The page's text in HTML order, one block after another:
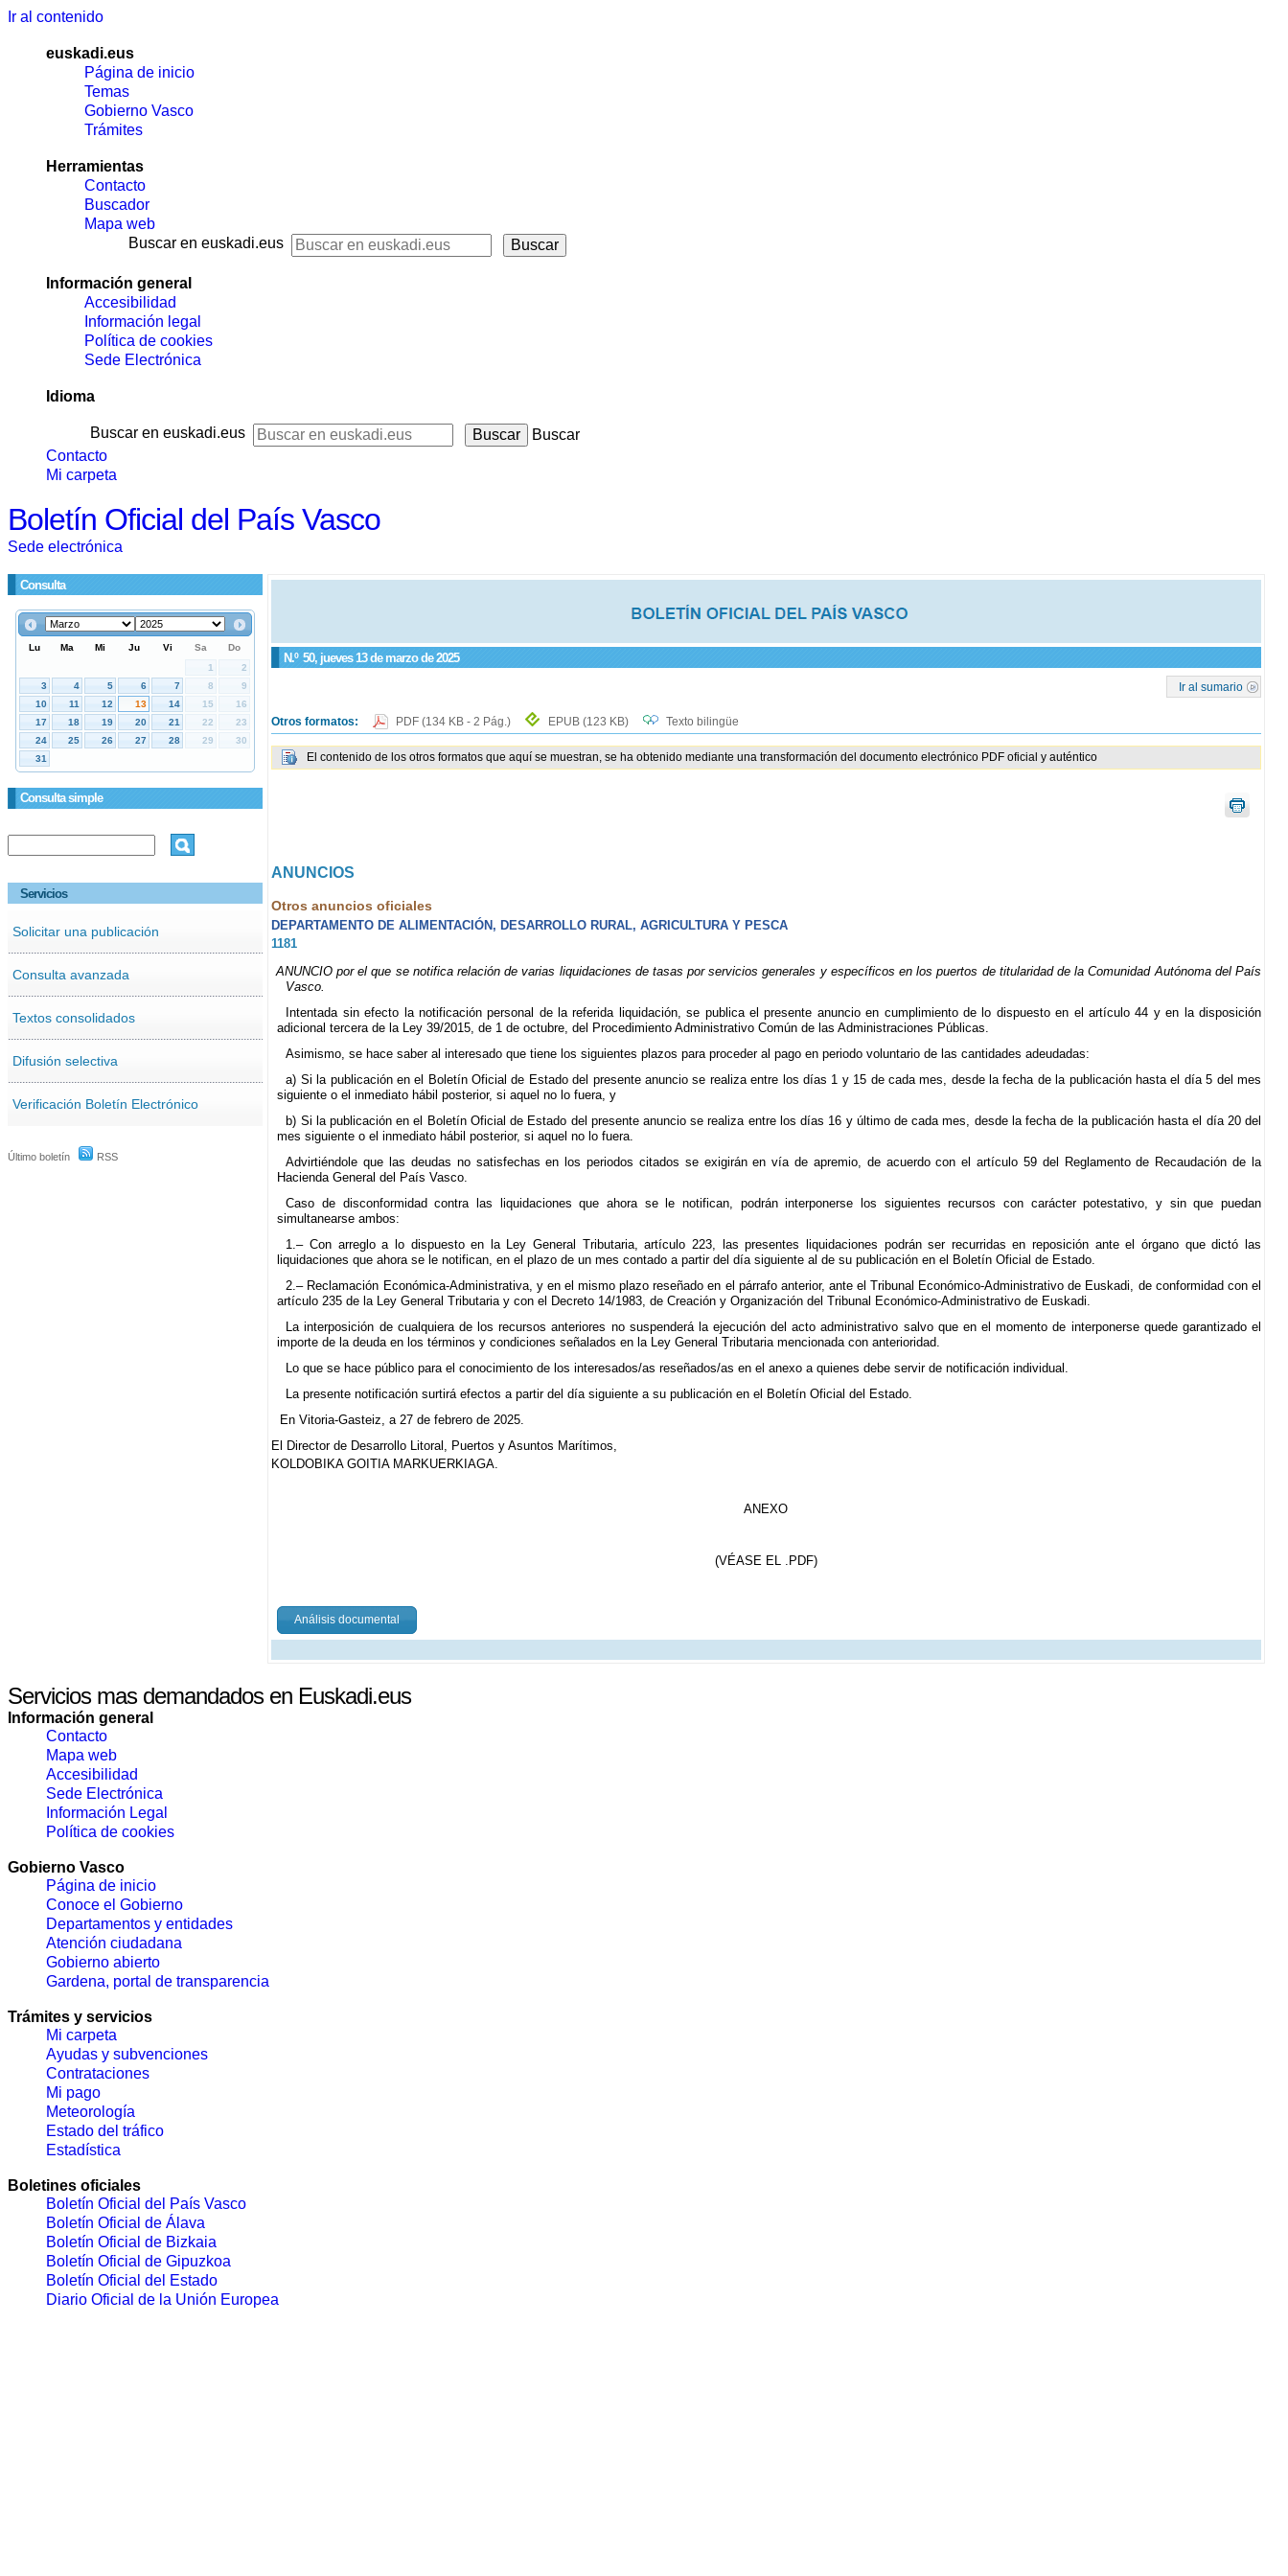
Ir al contenido
euskadi.eus
Página de inicio
Temas
Gobierno Vasco
Trámites
Herramientas
Contacto
Buscador
Mapa web
Buscar en euskadi.eus
Información general
Accesibilidad
Información legal
Política de cookies
Sede Electrónica
Idioma
Buscar en euskadi.eus
Buscar
Contacto
Mi carpeta
Boletín Oficial del País Vasco
Sede electrónica
Consulta
Consulta simple
Servicios
Solicitar una publicación
Consulta avanzada
Textos consolidados
Difusión selectiva
Verificación Boletín Electrónico
Último boletín RSS
N.º 50, jueves 13 de marzo de 2025
Ir al sumario
Otros formatos: PDF (134 KB - 2 Pág.) EPUB (123 KB) Texto bilingüe
El contenido de los otros formatos que aquí se muestran, se ha obtenido mediante una transformación del documento electrónico PDF oficial y auténtico
ANUNCIOS
Otros anuncios oficiales
DEPARTAMENTO DE ALIMENTACIÓN, DESARROLLO RURAL, AGRICULTURA Y PESCA
1181
ANUNCIO por el que se notifica relación de varias liquidaciones de tasas por servicios generales y específicos en los puertos de titularidad de la Comunidad Autónoma del País
Vasco.
Intentada sin efecto la notificación personal de la referida liquidación, se publica el presente anuncio en cumplimiento de lo dispuesto en el artículo 44 y en la disposición
adicional tercera de la Ley 39/2015, de 1 de octubre, del Procedimiento Administrativo Común de las Administraciones Públicas.
Asimismo, se hace saber al interesado que tiene los siguientes plazos para proceder al pago en periodo voluntario de las cantidades adeudadas:
a) Si la publicación en el Boletín Oficial de Estado del presente anuncio se realiza entre los días 1 y 15 de cada mes, desde la fecha de la publicación hasta el día 5 del mes
siguiente o el inmediato hábil posterior, si aquel no lo fuera, y
b) Si la publicación en el Boletín Oficial de Estado del presente anuncio se realiza entre los días 16 y último de cada mes, desde la fecha de la publicación hasta el día 20 del
mes siguiente o el inmediato hábil posterior, si aquel no lo fuera.
Advirtiéndole que las deudas no satisfechas en los periodos citados se exigirán en vía de apremio, de acuerdo con el artículo 59 del Reglamento de Recaudación de la
Hacienda General del País Vasco.
Caso de disconformidad contra las liquidaciones que ahora se le notifican, podrán interponerse los siguientes recursos con carácter potestativo, y sin que puedan
simultanearse ambos:
1.– Con arreglo a lo dispuesto en la Ley General Tributaria, artículo 223, las presentes liquidaciones podrán ser recurridas en reposición ante el órgano que dictó las
liquidaciones que ahora se le notifican, en el plazo de un mes contado a partir del día siguiente al de su publicación en el Boletín Oficial de Estado.
2.– Reclamación Económica-Administrativa, y en el mismo plazo reseñado en el párrafo anterior, ante el Tribunal Económico-Administrativo de Euskadi, de conformidad con el
artículo 235 de la Ley General Tributaria y con el Decreto 14/1983, de Creación y Organización del Tribunal Económico-Administrativo de Euskadi.
La interposición de cualquiera de los recursos anteriores no suspenderá la ejecución del acto administrativo salvo que en el momento de interponerse quede garantizado el
importe de la deuda en los términos y condiciones señalados en la Ley General Tributaria mencionada con anterioridad.
Lo que se hace público para el conocimiento de los interesados/as reseñados/as en el anexo a quienes debe servir de notificación individual.
La presente notificación surtirá efectos a partir del día siguiente a su publicación en el Boletín Oficial del Estado.
En Vitoria-Gasteiz, a 27 de febrero de 2025.
El Director de Desarrollo Litoral, Puertos y Asuntos Marítimos,
KOLDOBIKA GOITIA MARKUERKIAGA.
ANEXO
(VÉASE EL .PDF)
Análisis documental
Servicios mas demandados en Euskadi.eus
Información general
Contacto
Mapa web
Accesibilidad
Sede Electrónica
Información Legal
Política de cookies
Gobierno Vasco
Página de inicio
Conoce el Gobierno
Departamentos y entidades
Atención ciudadana
Gobierno abierto
Gardena, portal de transparencia
Trámites y servicios
Mi carpeta
Ayudas y subvenciones
Contrataciones
Mi pago
Meteorología
Estado del tráfico
Estadística
Boletines oficiales
Boletín Oficial del País Vasco
Boletín Oficial de Álava
Boletín Oficial de Bizkaia
Boletín Oficial de Gipuzkoa
Boletín Oficial del Estado
Diario Oficial de la Unión Europea